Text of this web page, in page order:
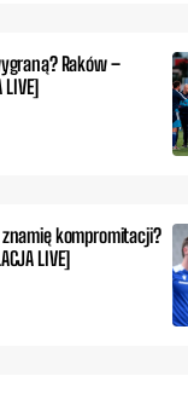
Raków –
LIVE]
kompromitacji?
LIVE]